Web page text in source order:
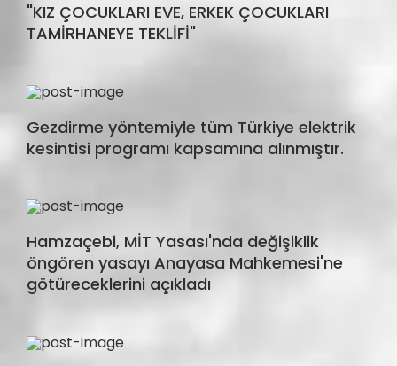
"KIZ ÇOCUKLARI EVE, ERKEK ÇOCUKLARI
TAMİRHANEYE TEKLİFİ"
Gezdirme yöntemiyle tüm Türkiye elektrik
kesintisi programı kapsamına alınmıştır.
Hamzaçebi, MİT Yasası'nda değişiklik
öngören yasayı Anayasa Mahkemesi'ne
götüreceklerini açıkladı